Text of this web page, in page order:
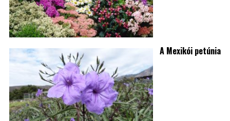
A Mexikói petúnia